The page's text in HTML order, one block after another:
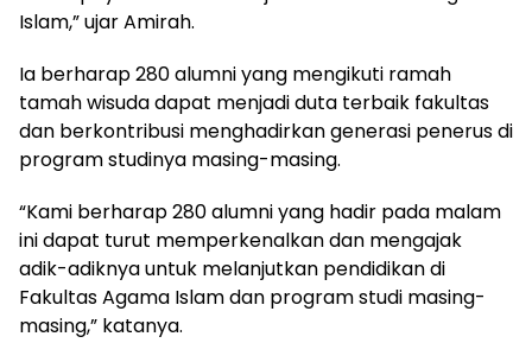
Islam,” ujar Amirah.
Ia berharap 280 alumni yang mengikuti ramah
tamah wisuda dapat menjadi duta terbaik fakultas
dan berkontribusi menghadirkan generasi penerus di
program studinya masing-masing.
“Kami berharap 280 alumni yang hadir pada malam
ini dapat turut memperkenalkan dan mengajak
adik-adiknya untuk melanjutkan pendidikan di
Fakultas Agama Islam dan program studi masing-
masing,” katanya.